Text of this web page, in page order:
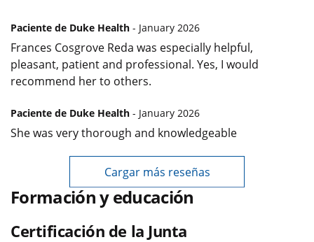
Paciente de Duke Health - January 2026
Frances Cosgrove Reda was especially helpful,
pleasant, patient and professional. Yes, I would
recommend her to others.
Paciente de Duke Health - January 2026
She was very thorough and knowledgeable
Cargar más reseñas
Formación y educación
Certificación de la Junta